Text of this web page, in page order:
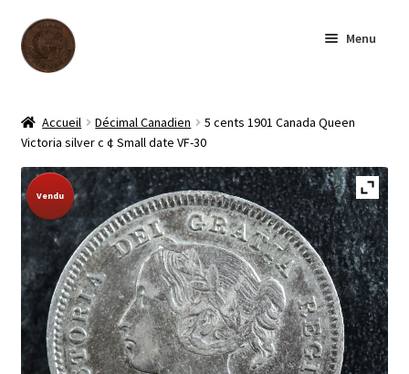
Aller
à
Aller
au
contenu
Menu
Boutique
Archives
À notre sujet
Contactez-nous
English
Accueil Décimal Canadien
5 cents 1901 Canada Queen
Victoria silver c ¢ Small date VF-30
Sold Out!
Vendu